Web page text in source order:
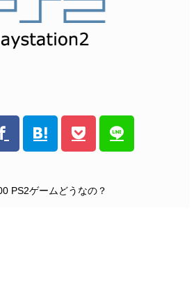
PS2ゲームどうなの？